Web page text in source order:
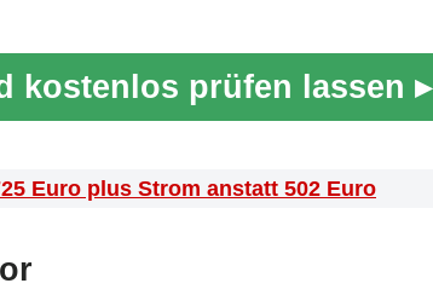
kostenlos prüfen lassen ▸
Euro plus Strom anstatt 502 Euro